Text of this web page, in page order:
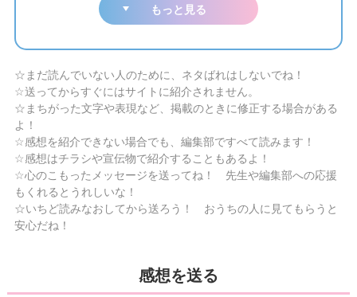
もっと見る
☆まだ読んでいない人のために、ネタばれはしないでね！
☆送ってからすぐにはサイトに紹介されません。
☆まちがった文字や表現など、掲載のときに修正する場合がある
よ！
☆感想を紹介できない場合でも、編集部ですべて読みます！
☆感想はチラシや宣伝物で紹介することもあるよ！
☆心のこもったメッセージを送ってね！ 先生や編集部への応援
もくれるとうれしいな！
☆いちど読みなおしてから送ろう！ おうちの人に見てもらうと
安心だね！
感想を送る